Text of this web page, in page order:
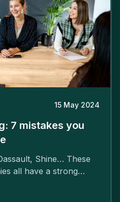
15 May 2024
7 mistakes you
Shine… These
all have a strong
and makes their